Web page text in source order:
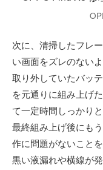
次に、清掃したフレ
い画面をズレのない
取り外していたバッ
を元通りに組み上げ
て一定時間しっかりと
最終組み上げ後にも
作に問題がないこと
黒い液漏れや横線が